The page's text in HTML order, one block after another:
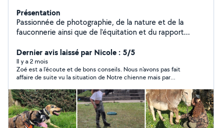
Présentation
Passionnée de photographie, de la nature et de la
fauconnerie ainsi que de l'équitation et du rapport
Dernier avis laissé par Nicole : 5/5
Il y a 2 mois
Zoé est a l'écoute et de bons conseils. Nous n'avons pas fait
affaire de suite vu la situation de Notre chienne mais par
contacter.